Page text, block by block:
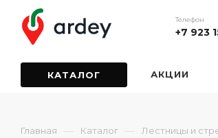
Телефон
+7 923
КАТАЛОГ АКЦИИ
Главная — Каталог — Лестницы и